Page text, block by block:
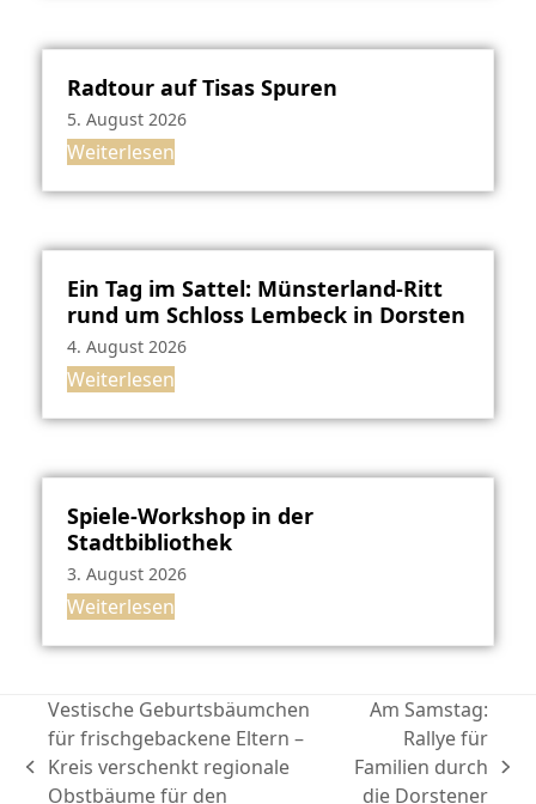
Radtour auf Tisas Spuren
5. August 2026
Weiterlesen
Ein Tag im Sattel: Münsterland-Ritt
rund um Schloss Lembeck in Dorsten
4. August 2026
Weiterlesen
Spiele-Workshop in der
Stadtbibliothek
3. August 2026
Weiterlesen
vorheriger
Vestische Geburtsbäumchen
für frischgebackene Eltern –
Kreis verschenkt regionale
Obstbäume für den
Nächster
Am Samstag:
Rallye für
Familien durch
die Dorstener